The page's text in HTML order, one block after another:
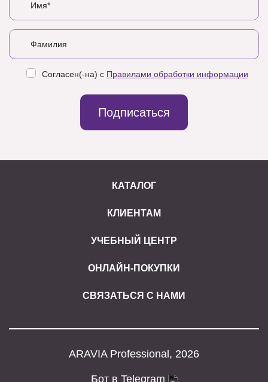
Согласен(-на) с Правилами обработки информации
Подписаться
КАТАЛОГ
КЛИЕНТАМ
УЧЕБНЫЙ ЦЕНТР
ОНЛАЙН-ПОКУПКИ
СВЯЗАТЬСЯ С НАМИ
ARAVIA Professional, 2026
Бот в Telegram